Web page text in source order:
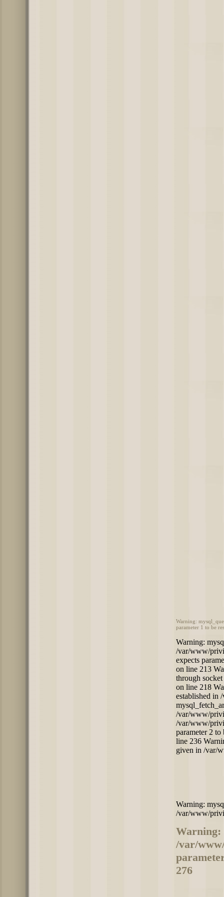
Warning:
parameter 1 to be
Warning:
/var/www/
expects
on line 213
through
on line 218
established in
/var/www/
/var/www/
parameter 2
line 236
given in /var/
Warning:
/var/www/
Warning:
/var/
276